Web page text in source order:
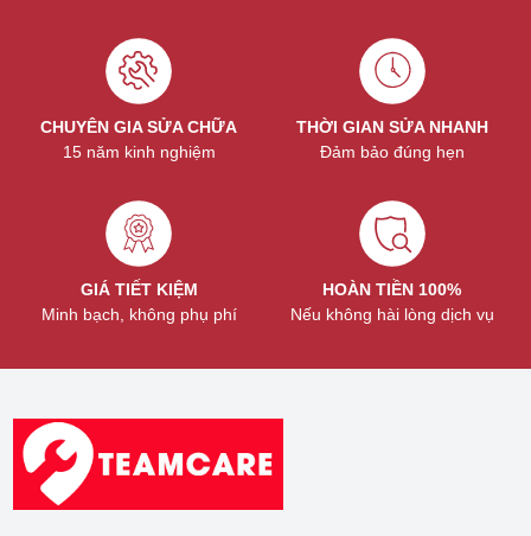
CHUYÊN GIA SỬA CHỮA
15 năm kinh nghiệm
THỜI GIAN SỬA NHANH
Đảm bảo đúng hẹn
GIÁ TIẾT KIỆM
Minh bạch, không phụ phí
HOÀN TIỀN 100%
Nếu không hài lòng dịch vụ